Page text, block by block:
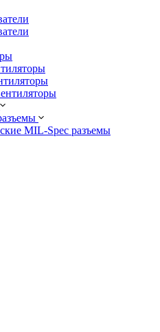
MIL-Spec разъемы